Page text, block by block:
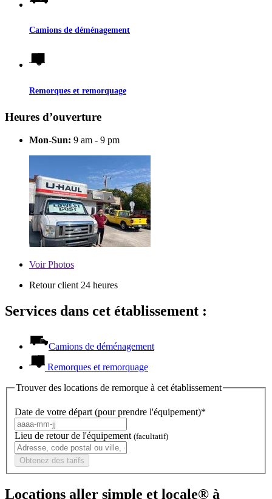
Camions de déménagement
Remorques et remorquage
Heures d’ouverture
Mon-Sun: 9 am - 9 pm
VoirPhotos
Retour client 24 heures
Services dans cet établissement :
Camions de déménagement
Remorques et remorquage
Trouver des locations de remorque à cet établissement
Date de votre départ (pour prendre l'équipement)*
Lieu de retour de l'équipement (facultatif)
Obtenez des tarifs
Locations aller simple et locale® à